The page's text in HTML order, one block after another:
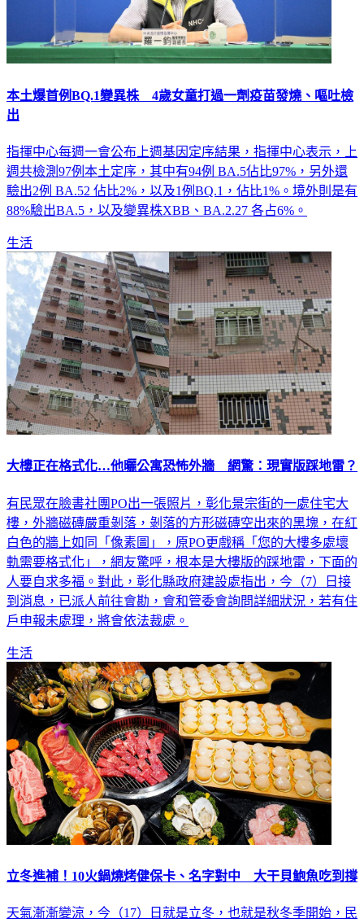
本土爆首例BQ.1變異株 4歲女童打過一劑疫苗發燒、嘔吐檢
出
指揮中心每週一會公布上週基因定序結果，指揮中心表示，上
週共檢測97例本土定序，其中有94例 BA.5佔比97%，另外還
驗出2例 BA.52 佔比2%，以及1例BQ.1，佔比1%。境外則是有
88%驗出BA.5，以及變異株XBB、BA.2.27 各占6%。
生活
大樓正在格式化…他曬公寓恐怖外牆 網驚：現實版踩地雷？
有民眾在臉書社團PO出一張照片，彰化景宗街的一處住宅大
樓，外牆磁磚嚴重剝落，剝落的方形磁磚空出來的黑塊，在紅
白色的牆上如同「像素圖」，原PO更戲稱「您的大樓多處壞
軌需要格式化」，網友驚呼，根本是大樓版的踩地雷，下面的
人要自求多福。對此，彰化縣政府建設處指出，今（7）日接
到消息，已派人前往會勘，會和管委會詢問詳細狀況，若有住
戶申報未處理，將會依法裁處。
生活
立冬進補！10火鍋燒烤健保卡、名字對中 大干貝鮑魚吃到撐
天氣漸漸變涼，今（17）日就是立冬，也就是秋冬季開始，民